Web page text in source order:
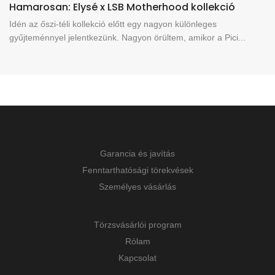
Hamarosan: Elysé x LSB Motherhood kollekció
Idén az őszi-téli kollekció előtt egy nagyon különleges
gyűjteménnyel jelentkezünk. Nagyon örültem, amikor a Pici...
Garancia és javítás
Fenntarthatósági törekvések
Személyes vásárlás
Törzsvásárlói program
Rólam
Kapcsolat